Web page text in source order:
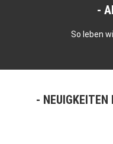
So leben